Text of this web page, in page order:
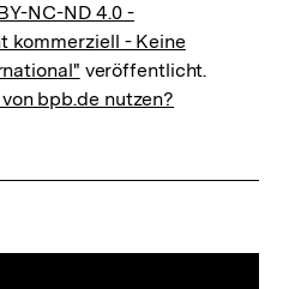
NC-ND 4.0 -
kommerziell - Keine
veröffentlicht.
bpb.de nutzen?